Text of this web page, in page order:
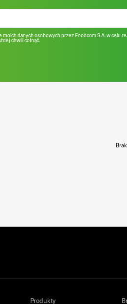
moich danych osobowych przez Foodcom S.A. w celu
chwili cofnąć.
Produkty